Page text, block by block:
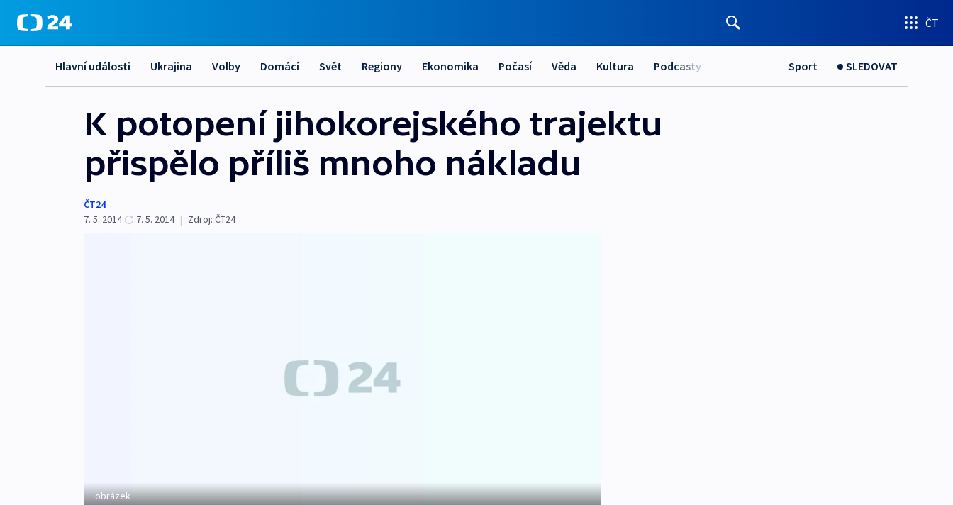
ČT
Hlavní události Ukrajina Volby Domácí Svět Regiony Ekonomika Počasí Věda Kultura Podcasty Sport SLEDOVAT
K potopení jihokorejského trajektu
přispělo příliš mnoho nákladu
ČT24
7. 5. 2014
7. 5. 2014 | Zdroj: ČT24
obrázek